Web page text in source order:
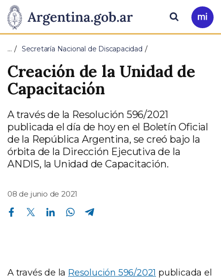
Presidencia
de
la
Nación
Pasar al contenido principal
Ir
a
Buscar
… Secretaría Nacional de Discapacidad
Creación de la Unidad de
Capacitación
A través de la Resolución 596/2021
publicada el día de hoy en el Boletín Oficial
de la República Argentina, se creó bajo la
órbita de la Dirección Ejecutiva de la
ANDIS, la Unidad de Capacitación.
08 de junio de 2021
Compartir en Facebook Compartir en Twitter Compartir en Linkedin Compartir en Whatsapp
A través de la Resolución 596/2021 publicada el